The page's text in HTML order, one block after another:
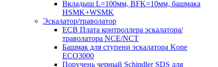
Вкладыш L=100мм, BFK=10мм, башмака
HSMK+WSMK
Эскалатор/траволатор
ECB Плата контроллера эскалатора/
траволатора NCE/NCT
Башмак для ступени эскалатора Kone
ECO3000
Поручень черный Schindler SDS для